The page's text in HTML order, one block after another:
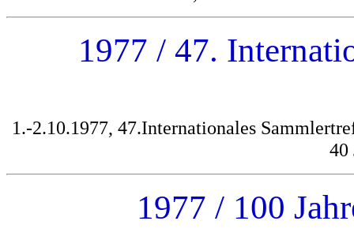
1977 / 47.
1.-2.10.1977, 47.Internationales
40
1977 / 100